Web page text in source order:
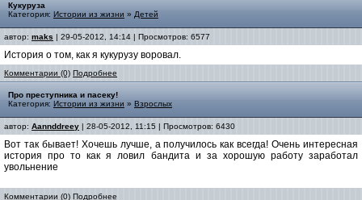
Кукуруза
Категория: Истории из жизни » Детей
автор: maks | 29-05-2012, 14:14 | Просмотров: 6577
История о том, как я кукурузу воровал.
Комментарии (0) Подробнее
Про преступника и пасеку!
Категория: Истории из жизни » Взрослых
автор: Aannddreey | 28-05-2012, 11:15 | Просмотров: 6430
Вот так бывает! Хочешь лучше, а получилось как всегда! Очень интересная
история про то как я ловил бандита и за хорошую работу заработал
увольнение
Комментарии (0) Подробнее